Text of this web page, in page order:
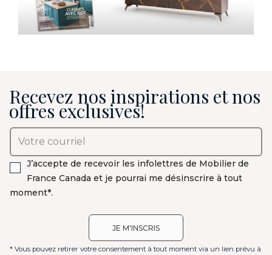
Recevez nos inspirations et nos
offres exclusives!
J’accepte de recevoir les infolettres de Mobilier de
France Canada et je pourrai me désinscrire à tout
moment*.
* Vous pouvez retirer votre consentement à tout moment via un lien prévu à